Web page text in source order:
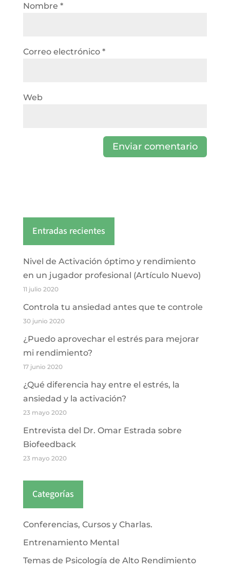
Nombre *
Correo electrónico *
Web
Entradas recientes
Nivel de Activación óptimo y rendimiento
en un jugador profesional (Artículo Nuevo)
11 julio 2020
Controla tu ansiedad antes que te controle
30 junio 2020
¿Puedo aprovechar el estrés para mejorar
mi rendimiento?
17 junio 2020
¿Qué diferencia hay entre el estrés, la
ansiedad y la activación?
23 mayo 2020
Entrevista del Dr. Omar Estrada sobre
Biofeedback
23 mayo 2020
Categorías
Conferencias, Cursos y Charlas.
Entrenamiento Mental
Temas de Psicología de Alto Rendimiento